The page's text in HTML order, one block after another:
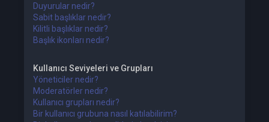
Duyurular nedir?
Sabit başlıklar nedir?
Kilitli başlıklar nedir?
Başlık ikonları nedir?
Kullanıcı Seviyeleri ve Grupları
Yöneticiler nedir?
Moderatörler nedir?
Kullanıcı grupları nedir?
Bir kullanıcı grubuna nasıl katılabilirim?